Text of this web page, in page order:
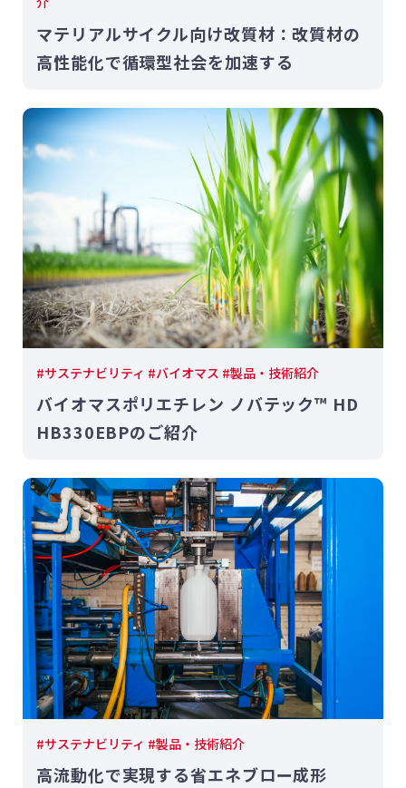
マテリアルサイクル向け改質材：改質材の
高性能化で循環型社会を加速する
#サステナビリティ #バイオマス #製品・技術紹介
バイオマスポリエチレン ノバテック™ HD
HB330EBPのご紹介
#サステナビリティ #製品・技術紹介
高流動化で実現する省エネブロー成形